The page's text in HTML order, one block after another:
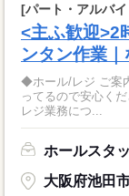
[パート・アルバ
<主ふ歓迎>2
ンタン作業｜
◆ホール/レジ ご案内、ご提
ってるので安心く
レジ業務につ...
ホールスタ
大阪府池田